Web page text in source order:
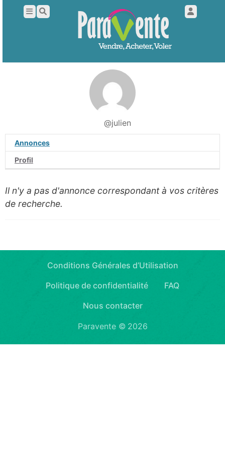
@julien
Annonces
Profil
Il n'y a pas d'annonce correspondant à vos critères
de recherche.
Conditions Générales d’Utilisation
Politique de confidentialité
FAQ
Nous contacter
Paravente © 2026